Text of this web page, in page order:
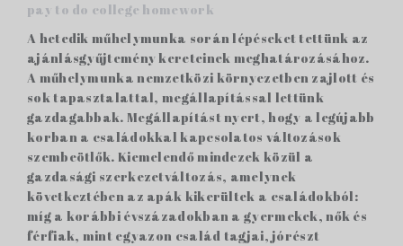
pay to do college homework
A hetedik műhelymunka során lépéseket tettünk az
ajánlásgyűjtemény kereteinek meghatározásához.
A műhelymunka nemzetközi környezetben zajlott és
sok tapasztalattal, megállapítással lettünk
gazdagabbak. Megállapítást nyert, hogy a legújabb
korban a családokkal kapcsolatos változások
szembeötlők. Kiemelendő mindezek közül a
gazdasági szerkezetváltozás, amelynek
következtében az apák kikerültek a családokból:
míg a korábbi évszázadokban a gyermekek, nők és
férfiak, mint egyazon család tagjai, jórészt